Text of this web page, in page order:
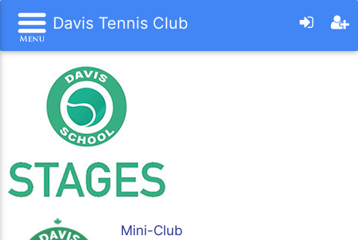
Davis Tennis Club
Mini-Club